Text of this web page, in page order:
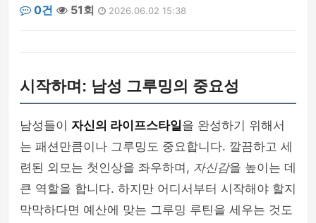
0건
51회 2026.06.02 15:38
시작하며: 남성 그루밍의 중요성
남성들이 자신의 라이프스타일을 완성하기 위해서
는 패션만큼이나 그루밍도 중요합니다. 깔끔하고 세
련된 외모는 첫인상을 좌우하며, 자신감을 높이는 데
큰 역할을 합니다. 하지만 어디서부터 시작해야 할지
막막하다면 예산에 맞는 그루밍 루틴을 세우는 것도